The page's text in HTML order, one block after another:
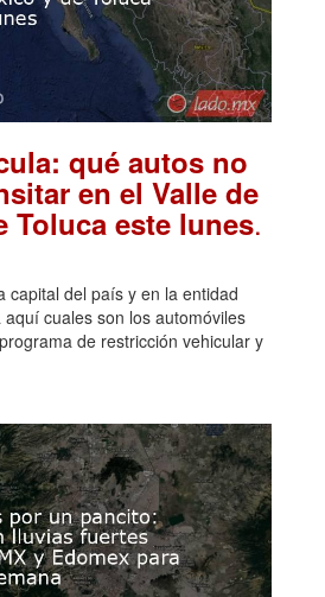
qué autos no
en el Valle de
Toluca este lunes.
capital del país y en la entidad
cuales son los automóviles
de restricción vehicular y